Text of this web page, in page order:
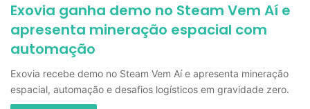
Exovia ganha demo no Steam Vem Aí e
apresenta mineração espacial com
automação
Exovia recebe demo no Steam Vem Aí e apresenta mineração
espacial, automação e desafios logísticos em gravidade zero.